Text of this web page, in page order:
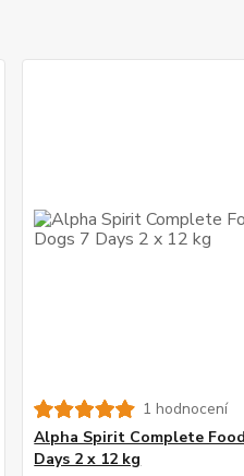
1 hodnocení
Alpha Spirit Complete
Days 2 x 12 kg